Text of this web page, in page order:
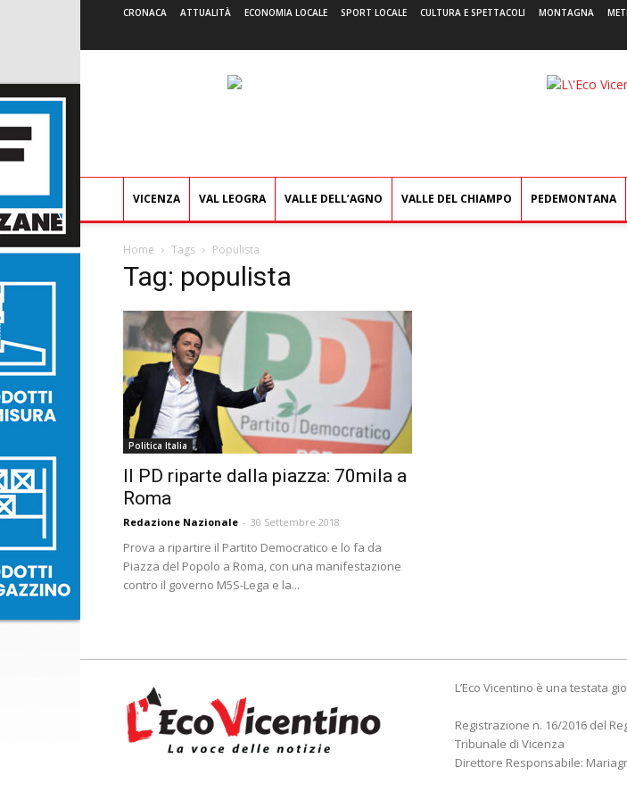
CRONACA ATTUALITÀ ECONOMIA LOCALE SPORT LOCALE CULTURA E SPETTACOLI MONTAGNA
VICENZA VAL LEOGRA VALLE DELL’AGNO VALLE DEL CHIAMPO PEDEMONTANA
Home Tags Populista
Tag: populista
Politica Italia
Il PD riparte dalla piazza: 70mila a
Roma
Redazione Nazionale - 30 Settembre 2018
Prova a ripartire il Partito Democratico e lo fa da
Piazza del Popolo a Roma, con una manifestazione
contro il governo M5S-Lega e la...
L’Eco Vicentino è una testata
Registrazione n. 16/2016 del
Tribunale di Vicenza
Direttore Responsabile: